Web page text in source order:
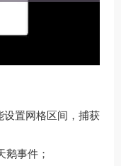
设置网格区间，捕获
鹅事件；